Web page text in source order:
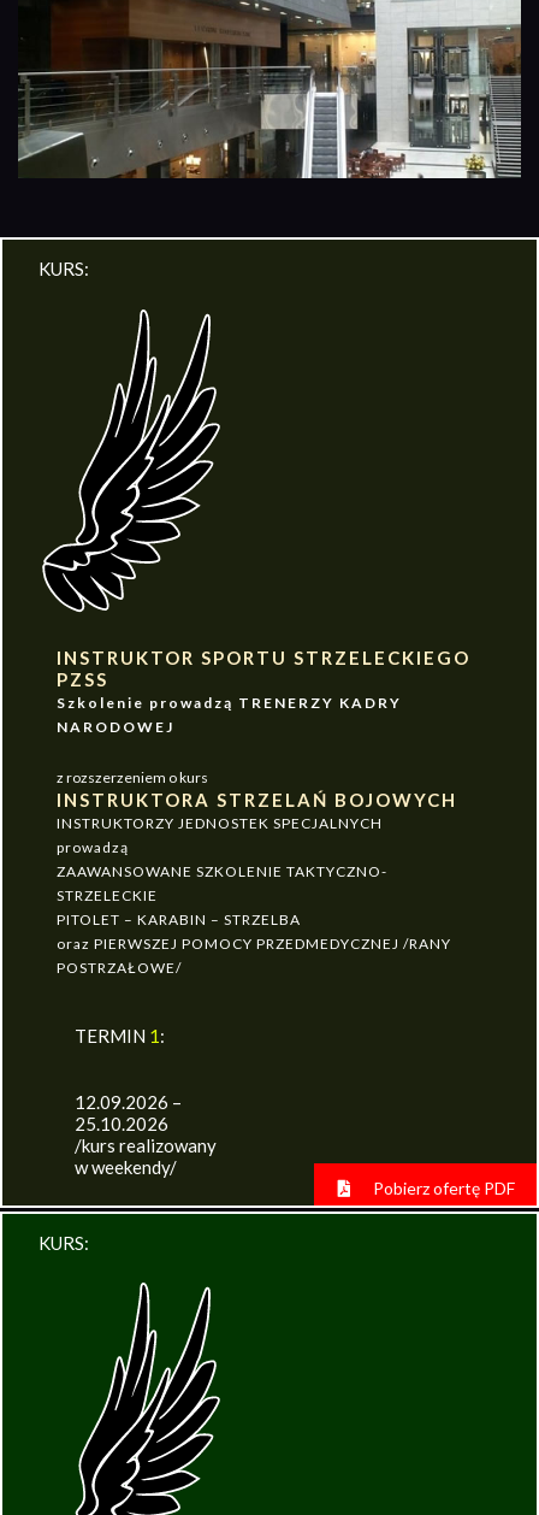
KURS:
INSTRUKTOR SPORTU STRZELECKIEGO
PZSS
Szkolenie prowadzą TRENERZY KADRY
NARODOWEJ
z rozszerzeniem o kurs
INSTRUKTORA STRZELAŃ BOJOWYCH
INSTRUKTORZY JEDNOSTEK SPECJALNYCH
prowadzą
ZAAWANSOWANE SZKOLENIE TAKTYCZNO-
STRZELECKIE
PITOLET – KARABIN – STRZELBA
oraz PIERWSZEJ POMOCY PRZEDMEDYCZNEJ /RANY
POSTRZAŁOWE/
TERMIN 1:
12.09.2026 –
25.10.2026
/kurs realizowany
w weekendy/
Pobierz ofertę PDF
KURS: